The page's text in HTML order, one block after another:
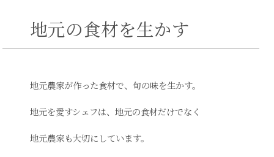
地元の食材を生かす
地元農家が作った食材で、旬の味を生かす。
地元を愛すシェフは、地元の食材だけでなく
地元農家も大切にしています。